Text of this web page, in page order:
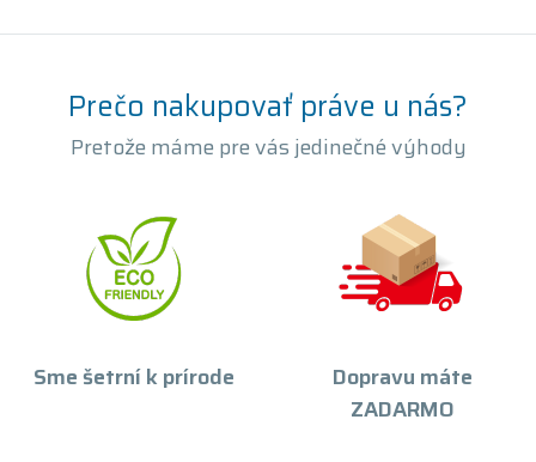
Prečo nakupovať práve u nás?
Pretože máme pre vás jedinečné výhody
Sme šetrní k prírode
Dopravu máte
ZADARMO